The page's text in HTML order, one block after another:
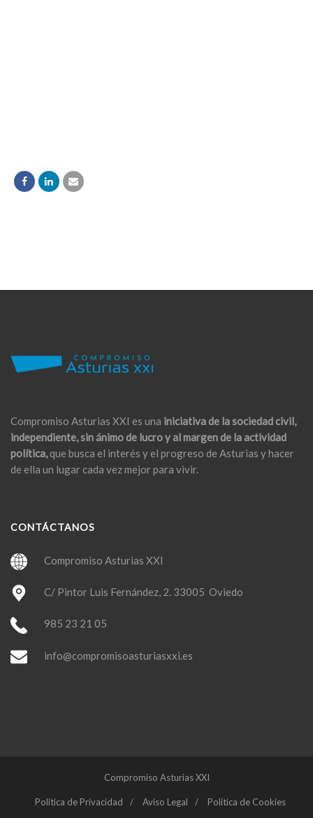
Compromiso Asturias XXI es una iniciativa de la sociedad civil,
independiente, sin ánimo de lucro y al margen de la actividad
política,que busca el interés y el progreso de Asturias y hacer
de ella un lugar cada vez mejor para vivir.
CONTÁCTANOS
Compromiso Asturias XXI
C/ Pintor Luis Fernández, 2. 33005 Oviedo
985 23 21 05
info@compromisoasturiasxxi.es
Compromiso Asturias XXI
Política de Privacidad Aviso Legal Política de Cookies